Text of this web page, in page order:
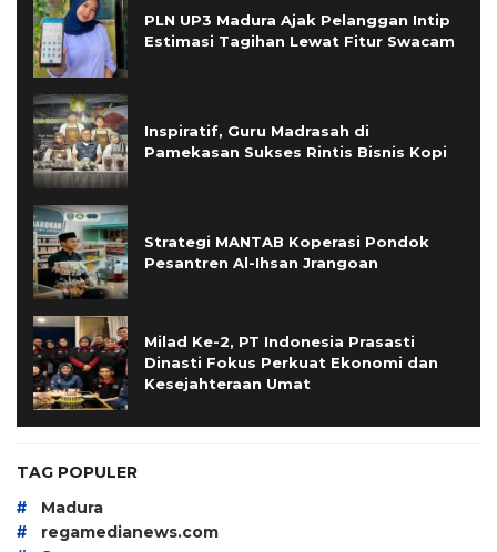
PLN UP3 Madura Ajak Pelanggan Intip
Estimasi Tagihan Lewat Fitur Swacam
Inspiratif, Guru Madrasah di
Pamekasan Sukses Rintis Bisnis Kopi
Strategi MANTAB Koperasi Pondok
Pesantren Al-Ihsan Jrangoan
Milad Ke-2, PT Indonesia Prasasti
Dinasti Fokus Perkuat Ekonomi dan
Kesejahteraan Umat
TAG POPULER
# Madura
# regamedianews.com